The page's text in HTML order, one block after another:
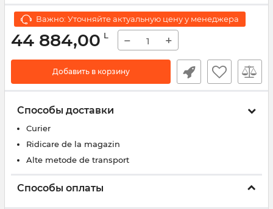
Важно: Уточняйте актуальную цену у менеджера
44 884,00 L − +
Добавить в корзину
Способы доставки
Curier
Ridicare de la magazin
Alte metode de transport
Способы оплаты